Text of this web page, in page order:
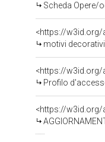
Scheda Opere/
<https://
motivi
<https://
Profilo
<https://